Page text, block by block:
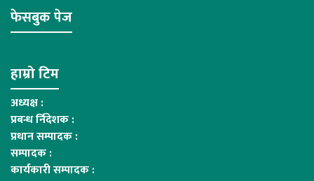
फेसबुक पेज
हाम्रो टिम
अध्यक्ष :
प्रबन्ध र्निदेशक :
प्रधान सम्पादक :
सम्पादक :
कार्यकारी सम्पादक :